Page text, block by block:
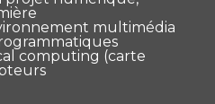
multimédia
computing (carte